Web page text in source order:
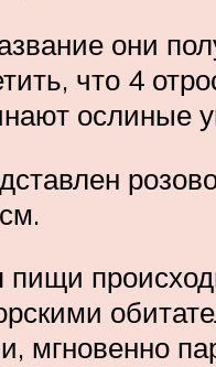
они
что 4
ослиные
мгновенно